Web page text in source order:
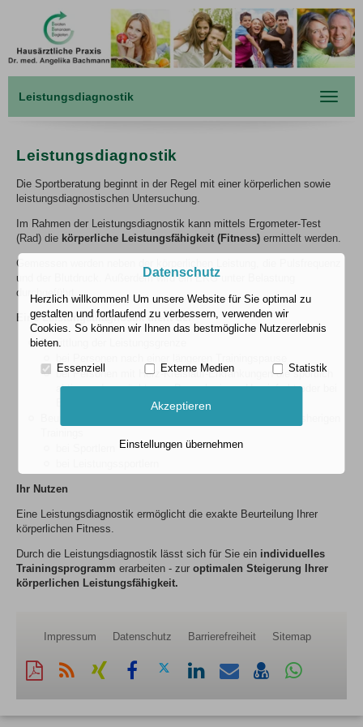
Leistungsdiagnostik
Toggle
Leistungsdiagnostik
Die Sportberatung beginnt in der Regel mit einer körperlichen sowie
leistungsdiagnostischen Untersuchung.
Im Rahmen der Leistungsdiagnostik kann mittels Ergometer-Test
(Rad) die körperliche Leistungsfähigkeit (Fitness) ermittelt werden.
Gemessen werden neben der körperlichen Leistung, die Pulsfrequenz
und der Blutdruck. Außerdem wird ein EKG unter Belastung
durchgeführt.
Eine Leistungsdiagnostik dient der
Ermittlung der Leistungsgrenze
bei Personen mit Herz-Kreislauf-Erkrankungen die sportlich
aktiv werden möchten, z.B. nach einem Herzinfarkt oder bei
Ihr Nutzen
Eine Leistungsdiagnostik ermöglicht die exakte Beurteilung Ihrer
körperlichen Fitness.
Durch die Leistungsdiagnostik lässt sich für Sie ein individuelles
Trainingsprogramm erarbeiten - zur optimalen Steigerung Ihrer
körperlichen Leistungsfähigkeit.
Impressum Datenschutz Barrierefreiheit Sitemap
Diese
Seite
RSS-
Feed
Auf
Xing
Auf
Facebook
Auf
Twitter
Auf
LinkedIn
Per
Mail
vCard
speichern
Datenschutz
Herzlich willkommen! Um unsere Website für Sie optimal zu
gestalten und fortlaufend zu verbessern, verwenden wir
Cookies. So können wir Ihnen das bestmögliche Nutzererlebnis
bieten.
Essenziell Externe Medien Statistik
Akzeptieren
Einstellungen übernehmen